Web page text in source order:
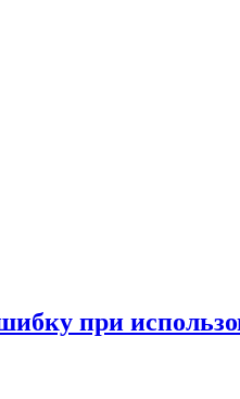
при